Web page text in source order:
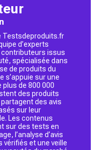
Testsdeproduits.fr
d’experts
issus
spécialisée dans
de produits du
s’appuie sur une
plus de 800 000
des produits
des avis
sur leur
Les contenus
sur des tests en
l’analyse d’avis
vérifiés et une veille